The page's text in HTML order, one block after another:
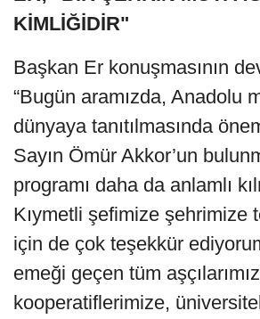
KİMLİĞİDİR"
Başkan Er konuşmasının
“Bugün aramızda, Anadolu
dünyaya tanıtılmasında
Sayın Ömür Akkor’un
programı daha da anlamlı
Kıymetli şefimize şehrimize
için de çok teşekkür
emeği geçen tüm
kooperatiflerimize,